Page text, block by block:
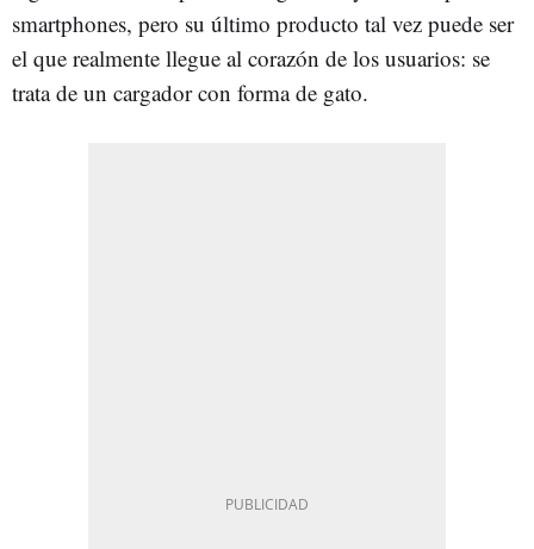
smartphones, pero su último producto tal vez puede ser
el que realmente llegue al corazón de los usuarios: se
trata de un cargador con forma de gato.